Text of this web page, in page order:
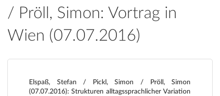
/ Pröll, Simon: Vortrag in
Wien (07.07.2016)
Elspaß, Stefan / Pickl, Simon / Pröll, Simon
(07.07.2016): Strukturen alltagssprachlicher Variation